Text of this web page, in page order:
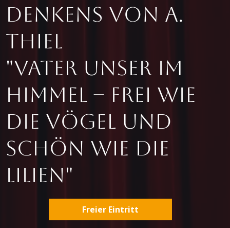
Denkens von A.
Thiel
"Vater unser im
Himmel – Frei wie
die Vögel und
schön wie die
Lilien"
Freier Eintritt